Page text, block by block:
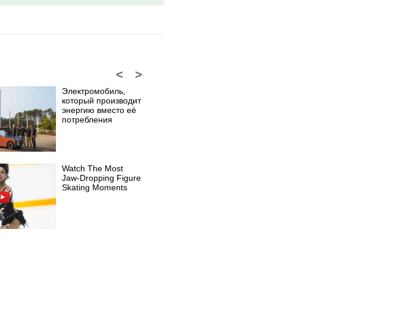
>
<
Электромобиль,
который производит
энергию вместо её
потребления
Watch The Most
Jaw‑Dropping Figure
Skating Moments